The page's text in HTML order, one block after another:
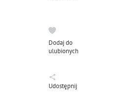
Dodaj do
ulubionych
Udostępnij